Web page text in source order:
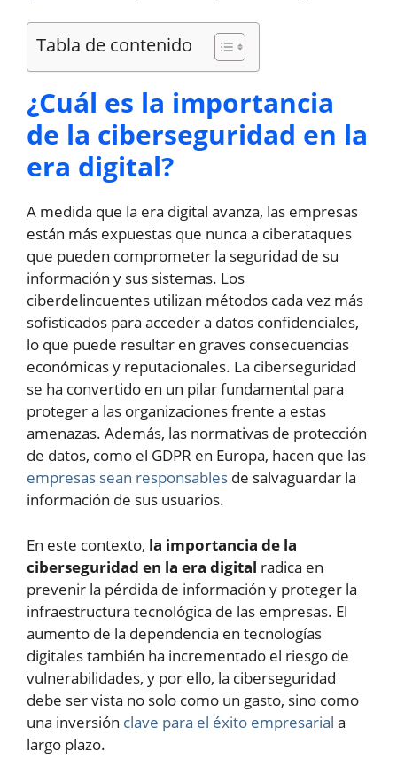
Tabla de contenido
¿Cuál es la importancia
de la ciberseguridad en la
era digital?
A medida que la era digital avanza, las empresas
están más expuestas que nunca a ciberataques
que pueden comprometer la seguridad de su
información y sus sistemas. Los
ciberdelincuentes utilizan métodos cada vez más
sofisticados para acceder a datos confidenciales,
lo que puede resultar en graves consecuencias
económicas y reputacionales. La ciberseguridad
se ha convertido en un pilar fundamental para
proteger a las organizaciones frente a estas
amenazas. Además, las normativas de protección
de datos, como el GDPR en Europa, hacen que las
empresas sean responsables de salvaguardar la
información de sus usuarios.
En este contexto, la importancia de la
ciberseguridad en la era digital radica en
prevenir la pérdida de información y proteger la
infraestructura tecnológica de las empresas. El
aumento de la dependencia en tecnologías
digitales también ha incrementado el riesgo de
vulnerabilidades, y por ello, la ciberseguridad
debe ser vista no solo como un gasto, sino como
una inversión clave para el éxito empresarial a
largo plazo.